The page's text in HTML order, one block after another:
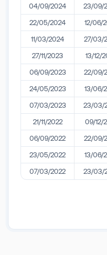
04/09/2024 23/09/
22/05/2024 12/06/
11/03/2024 27/03/
27/11/2023 13/12/
06/09/2023 22/09/
24/05/2023 13/06/
07/03/2023 23/03/
21/11/2022 09/12/
06/09/2022 22/09/
23/05/2022 13/06/
07/03/2022 23/03/